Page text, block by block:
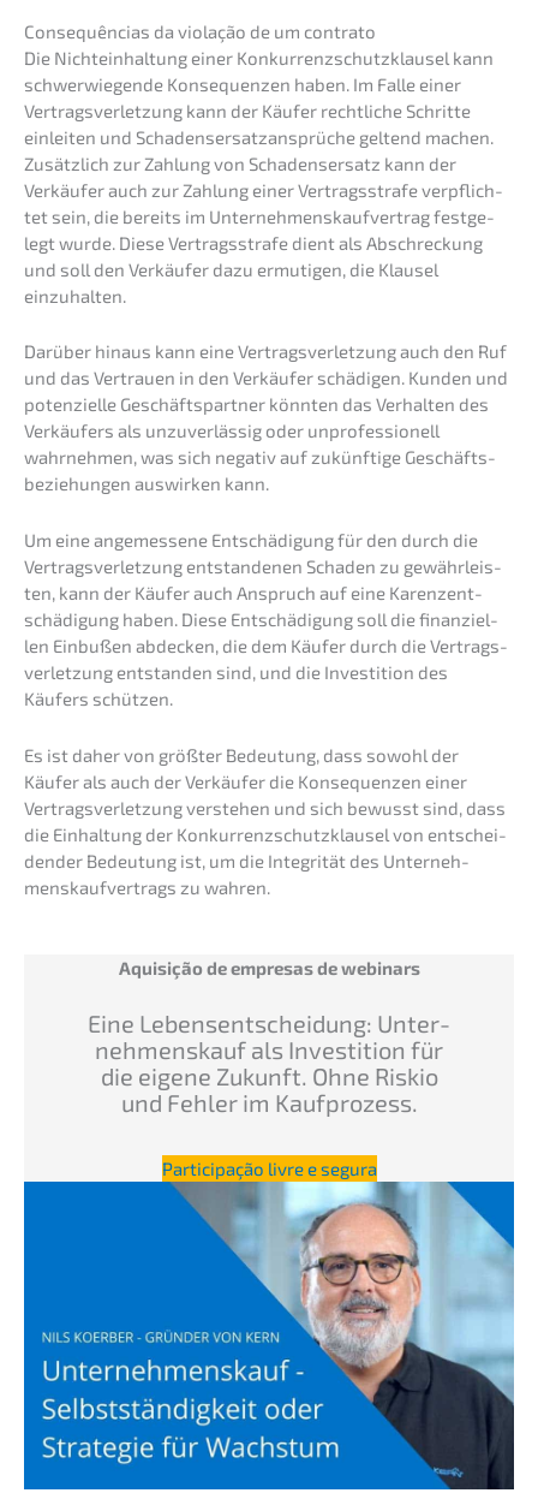
Conse­quên­ci­as da viola­ção de um contrato
Die Nicht­ein­hal­tung einer Konkur­renz­schutz­klau­sel kann
schwer­wie­gen­de Konse­quen­zen haben. Im Falle einer
Vertrags­ver­let­zung kann der Käufer recht­li­che Schrit­te
einlei­ten und Schadens­er­satz­an­sprü­che geltend machen.
Zusätz­lich zur Zahlung von Schadens­er­satz kann der
Verkäu­fer auch zur Zahlung einer Vertrags­stra­fe verpflich­
tet sein, die bereits im Unter­neh­mens­kauf­ver­trag festge­
legt wurde. Diese Vertrags­stra­fe dient als Abschre­ckung
und soll den Verkäu­fer dazu ermuti­gen, die Klausel
einzuhalten.
Darüber hinaus kann eine Vertrags­ver­let­zung auch den Ruf
und das Vertrau­en in den Verkäu­fer schädi­gen. Kunden und
poten­zi­el­le Geschäfts­part­ner könnten das Verhal­ten des
Verkäu­fers als unzuver­läs­sig oder unpro­fes­sio­nell
wahrneh­men, was sich negativ auf zukünf­ti­ge Geschäfts­
be­zie­hun­gen auswir­ken kann.
Um eine angemes­se­ne Entschä­di­gung für den durch die
Vertrags­ver­let­zung entstan­de­nen Schaden zu gewähr­leis­
ten, kann der Käufer auch Anspruch auf eine Karenz­ent­
schä­di­gung haben. Diese Entschä­di­gung soll die finan­zi­el­
len Einbu­ßen abdecken, die dem Käufer durch die Vertrags­
ver­let­zung entstan­den sind, und die Inves­ti­ti­on des
Käufers schützen.
Es ist daher von größter Bedeu­tung, dass sowohl der
Käufer als auch der Verkäu­fer die Konse­quen­zen einer
Vertrags­ver­let­zung verste­hen und sich bewusst sind, dass
die Einhal­tung der Konkur­renz­schutz­klau­sel von entschei­
den­der Bedeu­tung ist, um die Integri­tät des Unter­neh­
mens­kauf­ver­trags zu wahren.
Aquisi­ção de empre­sas de webinars
Eine Lebens­ent­schei­dung: Unter­
nehmens­kauf als Inves­ti­ti­on für
die eigene Zukunft. Ohne Riskio
und Fehler im Kaufprozess.
Parti­ci­pa­ção livre e segura